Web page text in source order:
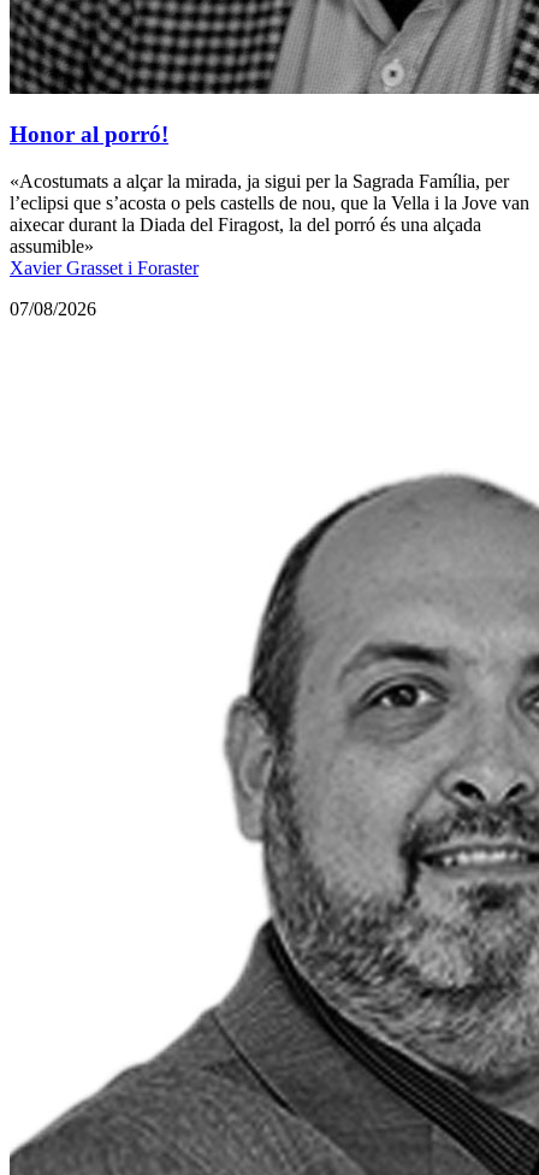
Honor al porró!
«Acostumats a alçar la mirada, ja sigui per la Sagrada Família, per
l’eclipsi que s’acosta o pels castells de nou, que la Vella i la Jove van
aixecar durant la Diada del Firagost, la del porró és una alçada
assumible»
Xavier Grasset i Foraster
07/08/2026